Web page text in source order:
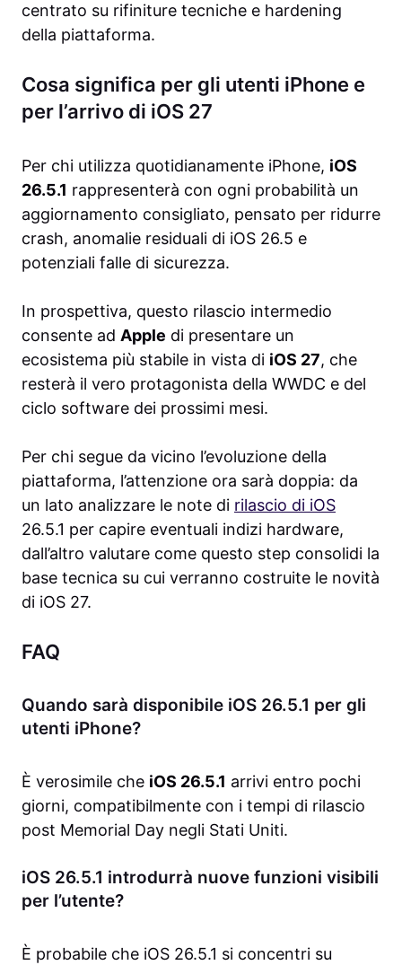
centrato su rifiniture tecniche e hardening
della piattaforma.
Cosa significa per gli utenti iPhone e
per l’arrivo di iOS 27
Per chi utilizza quotidianamente iPhone, iOS
26.5.1 rappresenterà con ogni probabilità un
aggiornamento consigliato, pensato per ridurre
crash, anomalie residuali di iOS 26.5 e
potenziali falle di sicurezza.
In prospettiva, questo rilascio intermedio
consente ad Apple di presentare un
ecosistema più stabile in vista di iOS 27, che
resterà il vero protagonista della WWDC e del
ciclo software dei prossimi mesi.
Per chi segue da vicino l’evoluzione della
piattaforma, l’attenzione ora sarà doppia: da
un lato analizzare le note di rilascio di iOS
26.5.1 per capire eventuali indizi hardware,
dall’altro valutare come questo step consolidi la
base tecnica su cui verranno costruite le novità
di iOS 27.
FAQ
Quando sarà disponibile iOS 26.5.1 per gli
utenti iPhone?
È verosimile che iOS 26.5.1 arrivi entro pochi
giorni, compatibilmente con i tempi di rilascio
post Memorial Day negli Stati Uniti.
iOS 26.5.1 introdurrà nuove funzioni visibili
per l’utente?
È probabile che iOS 26.5.1 si concentri su